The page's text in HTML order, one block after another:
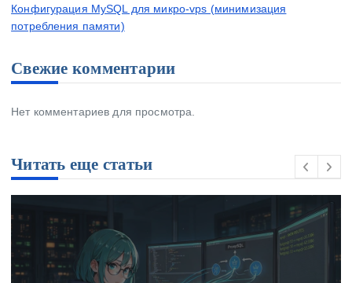
Конфигурация MySQL для микро-vps (минимизация
потребления памяти)
Свежие комментарии
Нет комментариев для просмотра.
Читать еще статьи